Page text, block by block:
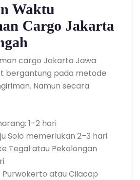
Waktu
Cargo Jakarta
cargo Jakarta Jawa
bergantung pada metode
Namun secara
1–2 hari
Solo memerlukan 2–3 hari
Tegal atau Pekalongan
Purwokerto atau Cilacap